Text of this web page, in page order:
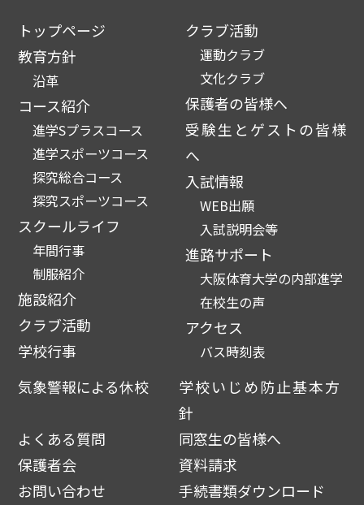
トップページ
教育方針
沿革
コース紹介
進学Sプラスコース
進学スポーツコース
探究総合コース
探究スポーツコース
スクールライフ
年間行事
制服紹介
施設紹介
クラブ活動
学校行事
クラブ活動
運動クラブ
文化クラブ
保護者の皆様へ
受験生とゲストの皆様
へ
入試情報
WEB出願
入試説明会等
進路サポート
大阪体育大学の内部進学
在校生の声
アクセス
バス時刻表
気象警報による休校
学校いじめ防止基本方
針
よくある質問
同窓生の皆様へ
保護者会
資料請求
お問い合わせ
手続書類ダウンロード